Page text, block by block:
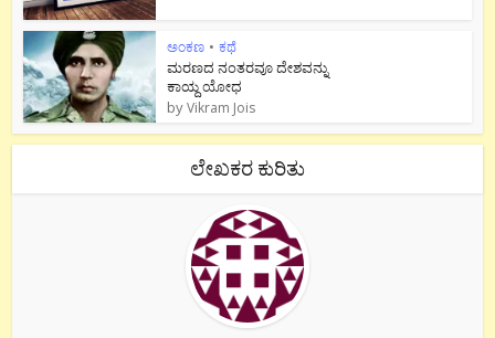
ಅಂಕಣ • ಕಥೆ
ಮರಣದ ನಂತರವೂ ದೇಶವನ್ನು
ಕಾಯ್ದ ಯೋಧ
byVikram Jois
ಲೇಖಕರ ಕುರಿತು